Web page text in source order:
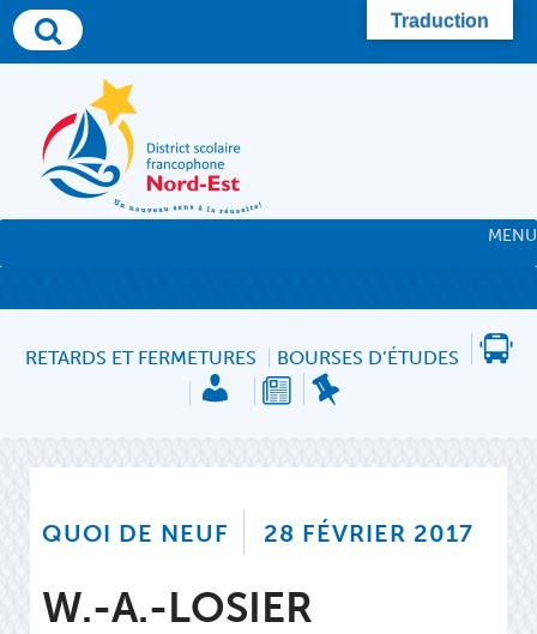
Skip
to
content
MENU
RETARDS ET FERMETURES BOURSES D’ÉTUDES
QUOI DE NEUF 28 FÉVRIER 2017
W.-A.-LOSIER
Traduction